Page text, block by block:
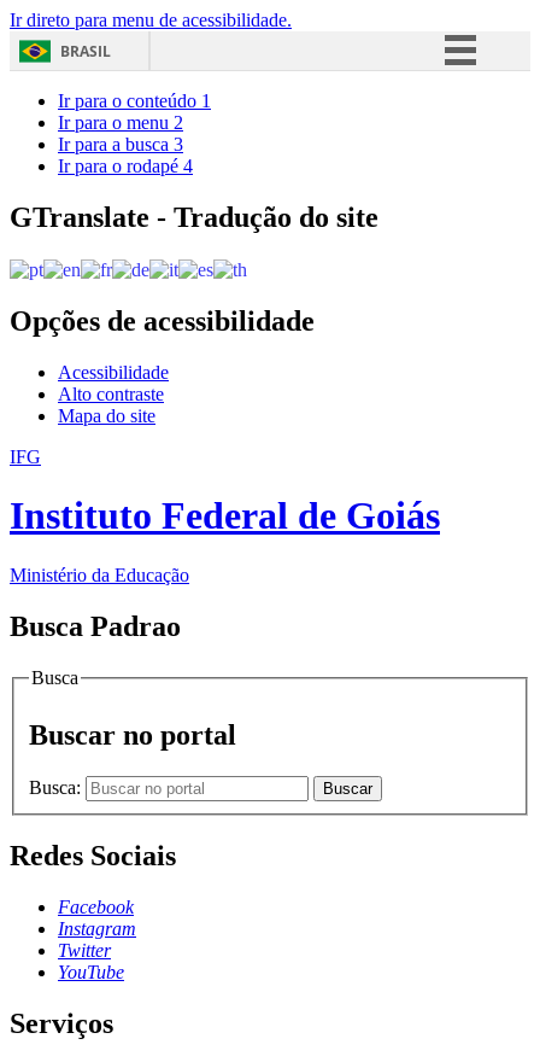
Ir direto para menu de acessibilidade.
BRASIL
Acesso à informação
Ir para o conteúdo 1
Ir para o menu 2
Ir para a busca 3
Ir para o rodapé 4
GTranslate - Tradução do site
Opções de acessibilidade
Acessibilidade
Alto contraste
Mapa do site
IFG
Instituto Federal de Goiás
Ministério da Educação
Busca Padrao
Busca
Buscar no portal
Busca: Buscar
Redes Sociais
Facebook
Instagram
Twitter
YouTube
Serviços